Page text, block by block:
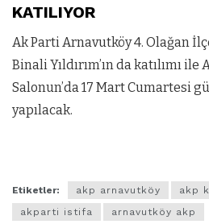
KATILIYOR
Ak Parti Arnavutköy4. Olağan
Binali Yıldırım’ın da katılımı
Salonun’da 17 Mart Cumartesi
yapılacak.
Etiketler: akp arnavutköy
akp
akparti istifa
arnavutköy akp